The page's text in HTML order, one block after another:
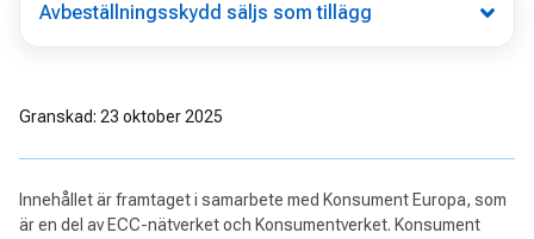
Avbeställningsskydd säljs som tillägg
Granskad: 23 oktober 2025
Innehållet är framtaget i samarbete med Konsument Europa, som
är en del av ECC-nätverket och Konsumentverket. Konsument